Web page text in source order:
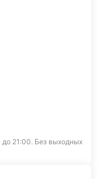
21:00. Без выходных